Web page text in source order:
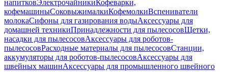
напитковЭлектрочайникиКофеварки,
кофемашиныСоковыжималкиКофемолкиВспениватели
молокаСифоны для газирования водыАксессуары для
домашней техникиПринадлежности для пылесосовЩетки,
насадки для пылесосовАксессуары для роботов-
пылесосовРасходные материалы для пылесосовСтанции,
аккумуляторы для роботов-пылесосовАксессуары для
швейных машинАксессуары для промышленного швейного